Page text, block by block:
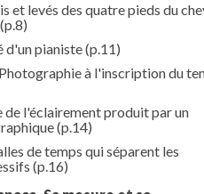
et levés des quatre pieds du
(p.8)
d'un pianiste(p.11)
à l'inscription du
de l'éclairement produit par un
(p.14)
de temps qui séparent les
(p.16)